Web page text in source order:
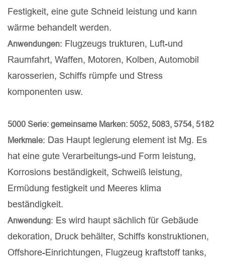
Festigkeit, eine gute Schneid leistung und kann
wärme behandelt werden.
Anwendungen: Flugzeugs trukturen, Luft-und
Raumfahrt, Waffen, Motoren, Kolben, Automobil
karosserien, Schiffs rümpfe und Stress
komponenten usw.
5000 Serie: gemeinsame Marken: 5052, 5083, 5754, 5182
Merkmale: Das Haupt legierung element ist Mg. Es
hat eine gute Verarbeitungs-und Form leistung,
Korrosions beständigkeit, Schweiß leistung,
Ermüdung festigkeit und Meeres klima
beständigkeit.
Anwendung: Es wird haupt sächlich für Gebäude
dekoration, Druck behälter, Schiffs konstruktionen,
Offshore-Einrichtungen, Flugzeug kraftstoff tanks,